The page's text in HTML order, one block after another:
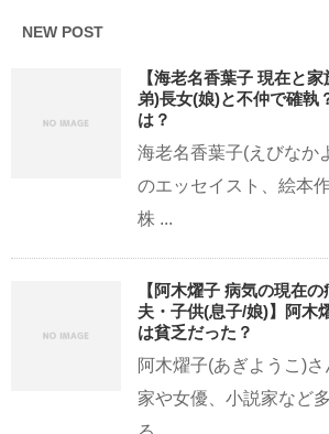
NEW POST
【海老名香葉子 現在と家
弟)長女(娘)と不仲で確執
は？
海老名香葉子(えびなか
のエッセイスト、絵本
株 ...
【阿木燿子 病気の現在
夫・子供(息子/娘)】阿木
は貧乏だった？
阿木燿子(あぎようこ)
家や女優、小説家など